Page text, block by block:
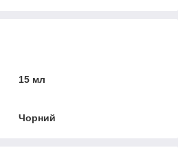
15 мл
Чорний